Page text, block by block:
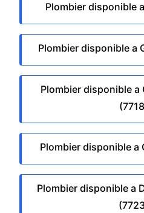
Plombier disponible
Plombier disponible a
Plombier disponible
Plombier disponible a
Plombier disponible a